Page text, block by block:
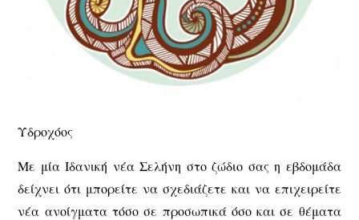
Υδροχόος
Με μία Ιδανική νέα Σελήνη στο ζώδιο σας η εβδομάδα
δείχνει ότι μπορείτε να σχεδιάζετε και να επιχειρείτε
νέα ανοίγματα τόσο σε προσωπικά όσο και σε θέματα